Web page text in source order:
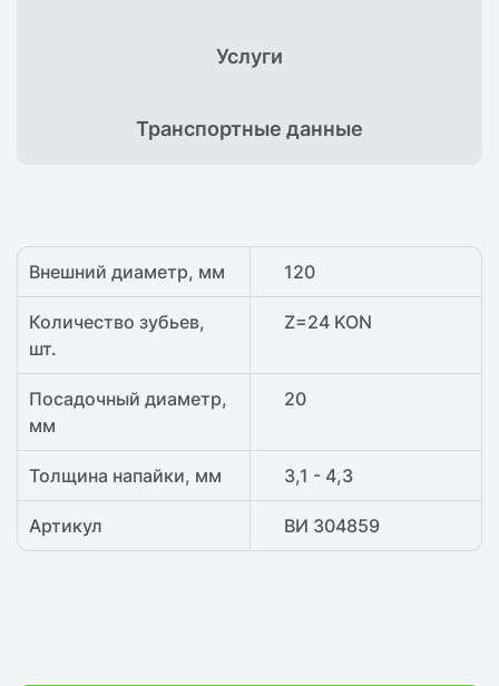
Услуги
Транспортныеданные
Внешний диаметр, мм 120
Количество зубьев,
шт.
Z=24 KON
Посадочный диаметр,
мм
20
Толщина напайки, мм 3,1 - 4,3
Артикул ВИ 304859